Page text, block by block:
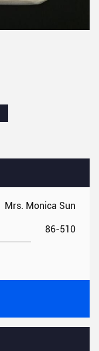
Mrs. Monica Sun
86-510